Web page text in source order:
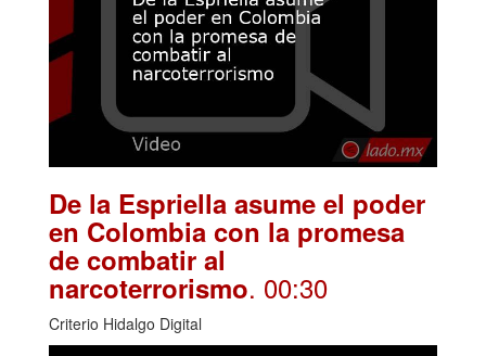
De la Espriella asume el poder
en Colombia con la promesa
de combatir al
narcoterrorismo. 00:30
Criterio Hidalgo Digital